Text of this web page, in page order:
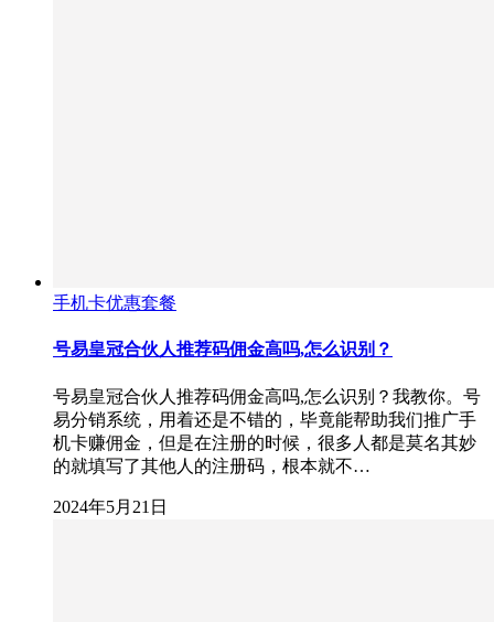
手机卡优惠套餐
号易皇冠合伙人推荐码佣金高吗,怎么识别？
号易皇冠合伙人推荐码佣金高吗,怎么识别？我教你。号
易分销系统，用着还是不错的，毕竟能帮助我们推广手
机卡赚佣金，但是在注册的时候，很多人都是莫名其妙
的就填写了其他人的注册码，根本就不…
2024年5月21日